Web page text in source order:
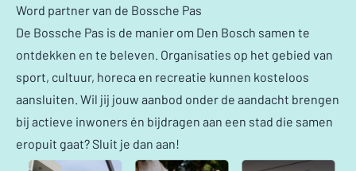
Word partner van de Bossche Pas
De Bossche Pas is de manier om Den Bosch samen te
ontdekken en te beleven. Organisaties op het gebied van
sport, cultuur, horeca en recreatie kunnen kosteloos
aansluiten. Wil jij jouw aanbod onder de aandacht brengen
bij actieve inwoners én bijdragen aan een stad die samen
eropuit gaat? Sluit je dan aan!